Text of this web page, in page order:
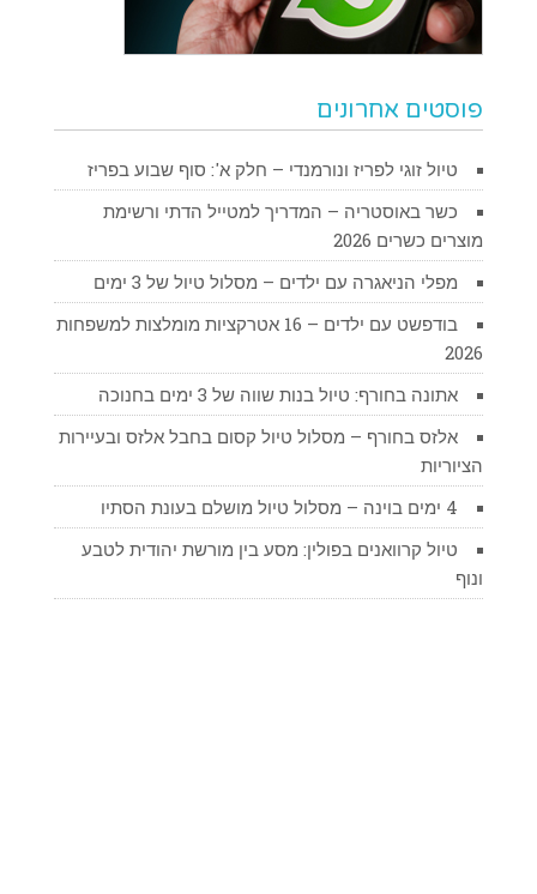
פוסטים אחרונים
טיול זוגי לפריז ונורמנדי – חלק א': סוף שבוע בפריז
כשר באוסטריה – המדריך למטייל הדתי ורשימת
מוצרים כשרים 2026
מפלי הניאגרה עם ילדים – מסלול טיול של 3 ימים
בודפשט עם ילדים – 16 אטרקציות מומלצות למשפחות
2026
אתונה בחורף: טיול בנות שווה של 3 ימים בחנוכה
אלזס בחורף – מסלול טיול קסום בחבל אלזס ובעיירות
הציוריות
4 ימים בוינה – מסלול טיול מושלם בעונת הסתיו
טיול קרוואנים בפולין: מסע בין מורשת יהודית לטבע
ונוף